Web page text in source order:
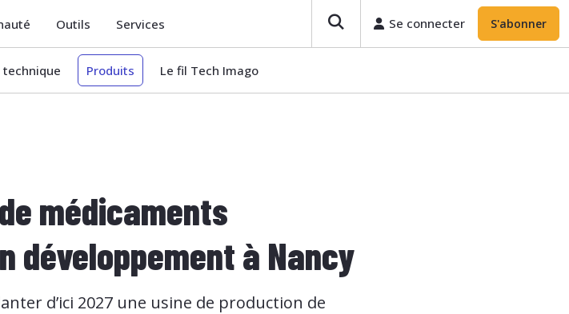
Outils Services Se connecter S'abonner
Produits Le fil Tech Imago
médicaments
développement à Nancy
d’ici 2027 une usine de production de